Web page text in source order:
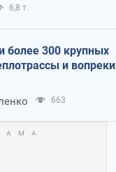
6,8 т.
более 300 крупных
и вопреки
663